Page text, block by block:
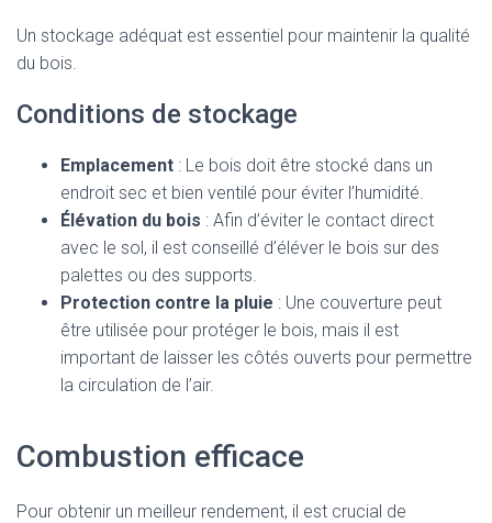
Un stockage adéquat est essentiel pour maintenir la qualité
du bois.
Conditions de stockage
Emplacement : Le bois doit être stocké dans un
endroit sec et bien ventilé pour éviter l’humidité.
Élévation du bois : Afin d’éviter le contact direct
avec le sol, il est conseillé d’éléver le bois sur des
palettes ou des supports.
Protection contre la pluie : Une couverture peut
être utilisée pour protéger le bois, mais il est
important de laisser les côtés ouverts pour permettre
la circulation de l’air.
Combustion efficace
Pour obtenir un meilleur rendement, il est crucial de